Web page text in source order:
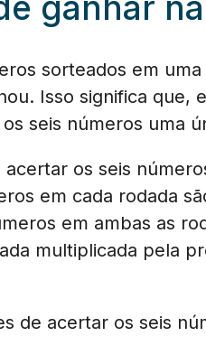
sorteados em
Isso significa que,
seis números uma
os seis
em cada rodada
em ambas as
multiplicada pela
de acertar os seis